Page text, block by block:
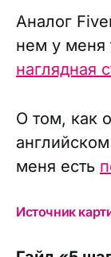
Аналог
нем у меня
наглядная
О том, как
меня есть
Источник